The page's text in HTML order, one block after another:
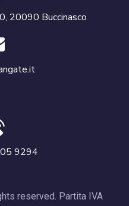
20090 Buccinasco
9294
reserved. Partita IVA